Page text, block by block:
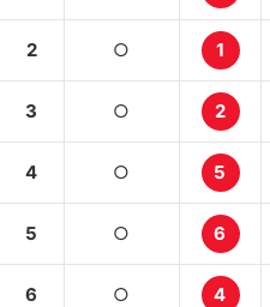
2 ○ 1
3 ○ 2
4 ○ 5
5 ○ 6
6 ○ 4